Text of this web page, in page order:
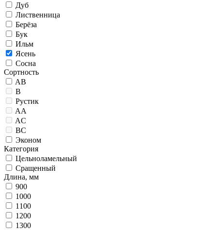
Дуб
Лиственница
Берёза
Бук
Ильм
Ясень
Сосна
Сортность
AB
B
Рустик
AA
AC
BC
Эконом
Категория
Цельноламельный
Сращенный
Длина, мм
900
1000
1100
1200
1300